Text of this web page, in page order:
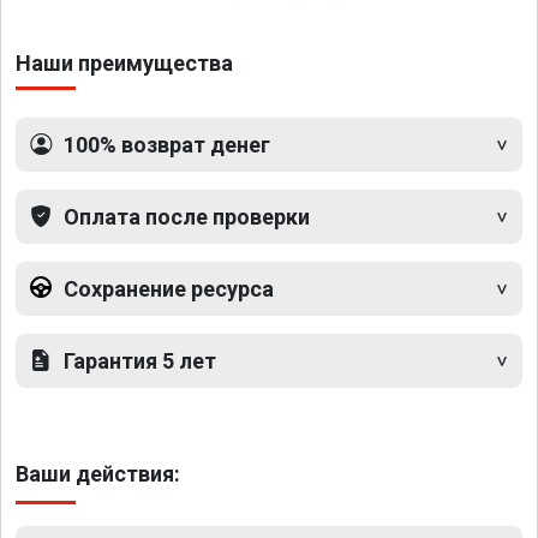
Наши преимущества
100% возврат денег
Оплата после проверки
Сохранение ресурса
Гарантия 5 лет
Ваши действия: